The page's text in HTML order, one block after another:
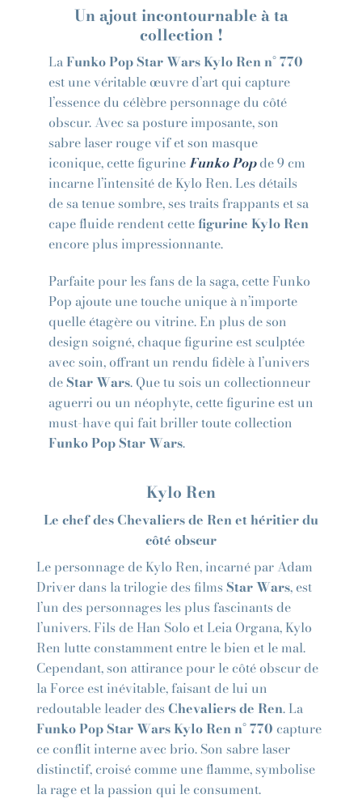
Un ajout incontournable à ta
collection !
LaFunko Pop Star Wars Kylo Ren n° 770
est une véritable œuvre d’art qui capture
l’essence du célèbre personnage du côté
obscur. Avec sa posture imposante, son
sabre laser rouge vif et son masque
iconique, cette figurineFunko Popde 9 cm
incarne l’intensité de Kylo Ren. Les détails
de sa tenue sombre, ses traits frappants et sa
cape fluide rendent cettefigurine Kylo Ren
encore plus impressionnante.
Parfaite pour les fans de la saga, cette Funko
Pop ajoute une touche unique à n’importe
quelle étagère ou vitrine. En plus de son
design soigné, chaque figurine est sculptée
avec soin, offrant un rendu fidèle à l’univers
deStar Wars. Que tu sois un collectionneur
aguerri ou un néophyte, cette figurine est un
must-have qui fait briller toute collection
Funko Pop Star Wars.
Kylo Ren
Le chef des Chevaliers de Ren et héritier du
côté obscur
Le personnage de Kylo Ren, incarné par Adam
Driver dans la trilogie des filmsStar Wars, est
l’un des personnages les plus fascinants de
l’univers. Fils de Han Solo et Leia Organa, Kylo
Ren lutte constamment entre le bien et le mal.
Cependant, son attirance pour le côté obscur de
la Force est inévitable, faisant de lui un
redoutable leader desChevaliers de Ren. La
Funko Pop Star Wars Kylo Ren n° 770 capture
ce conflit interne avec brio. Son sabre laser
distinctif, croisé comme une flamme, symbolise
la rage et la passion qui le consument.